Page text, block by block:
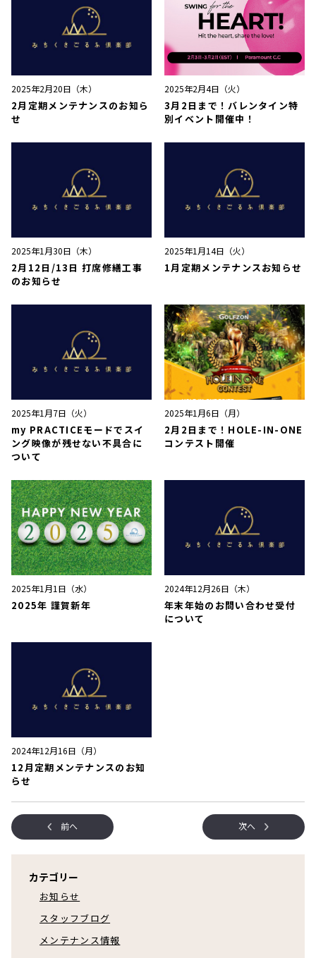
2025年2月20日（木）
2月定期メンテナンスのお知ら
せ
2025年2月4日（火）
3月2日まで！バレンタイン特
別イベント開催中！
2025年1月30日（木）
2月12日/13日 打席修繕工事
のお知らせ
2025年1月14日（火）
1月定期メンテナンスお知らせ
2025年1月7日（火）
my PRACTICEモードでスイ
ング映像が残せない不具合に
ついて
2025年1月6日（月）
2月2日まで！HOLE-IN-ONE
コンテスト開催
2025年1月1日（水）
2025年 謹賀新年
2024年12月26日（木）
年末年始のお問い合わせ受付
について
2024年12月16日（月）
12月定期メンテナンスのお知
らせ
前へ 次へ
カテゴリー
お知らせ
スタッフブログ
メンテナンス情報